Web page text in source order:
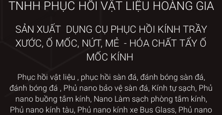
TNHH PHỤC HỒI VẬT LIỆU HOÀNG GIA
SẢN XUẤT DỤNG CỤ PHỤC HỒI KÍNH TRẦY
XƯỚC, Ố MỐC, NỨT, MẺ - HÓA CHẤT TẨY Ố
MỐC KÍNH
Phục hồi vật liệu , phục hồi sàn đá, đánh bóng sàn đá,
đánh bóng đá , Phủ nano bảo vệ sàn đá, Kính tự sạch, Phủ
nano buồng tắm kính, Nano Làm sạch phòng tắm kính,
Phủ nano kính tàu, Phủ nano kính xe Bus Glass, Phủ nano